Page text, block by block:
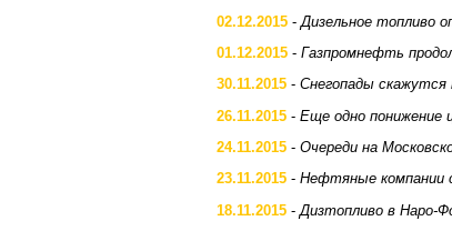
02.12.2015 - Дизельное топливо
01.12.2015 - Газпромнефть
30.11.2015 - Снегопады скажутся
26.11.2015 - Еще одно понижение
24.11.2015 - Очереди на
23.11.2015 - Нефтяные компании
18.11.2015 - Дизтопливо в Наро-